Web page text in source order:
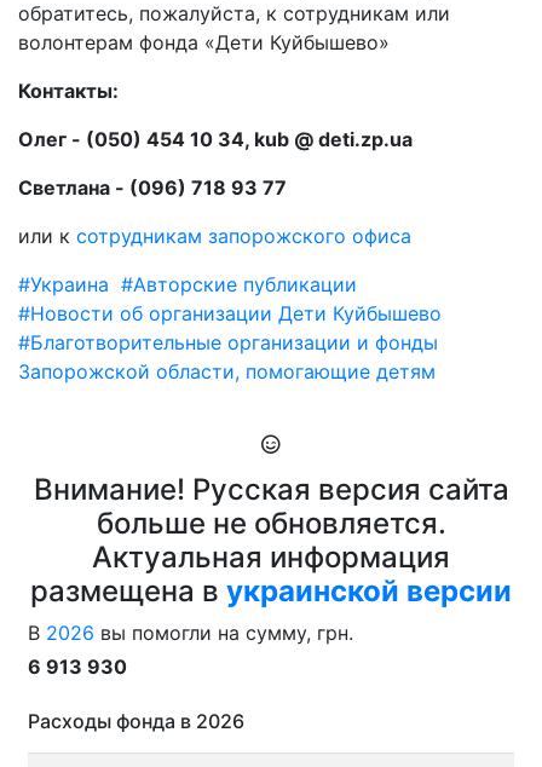
обратитесь, пожалуйста, к сотрудникам или
волонтерам фонда «Дети Куйбышево»
Контакты:
Олег - (050) 454 10 34, kub @ deti.zp.ua
Светлана - (096) 718 93 77
или к сотрудникам запорожского офиса
#Украина #Авторские публикации
#Новости об организации Дети Куйбышево
#Благотворительные организации и фонды
Запорожской области, помогающие детям
Внимание! Русская версия сайта
больше не обновляется.
Актуальная информация
размещена в украинской версии
В 2026 вы помогли на сумму, грн.
6 913 930
Расходы фонда в 2026